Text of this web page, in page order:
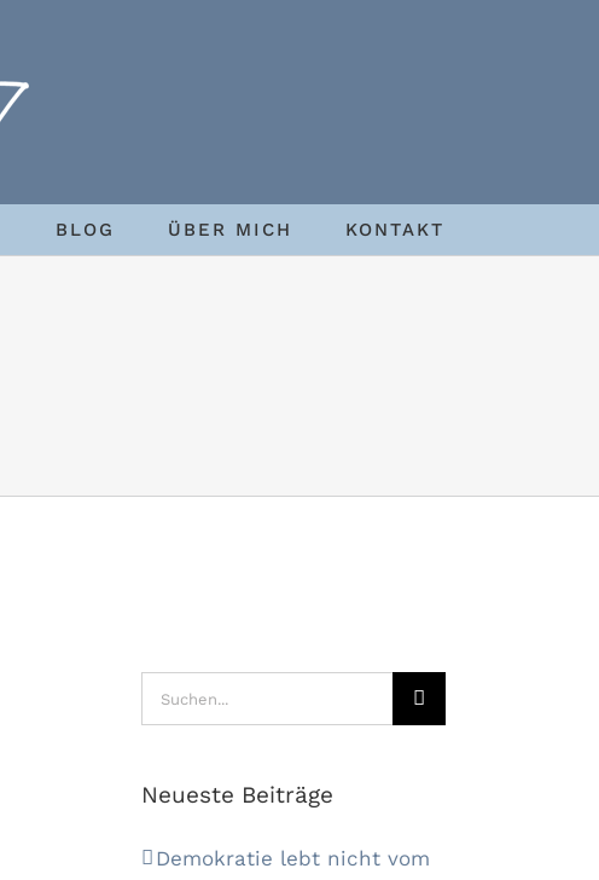
BLOG ÜBER MICH KONTAKT
Suche
nach:
Neueste Beiträge
Demokratie lebt nicht vom